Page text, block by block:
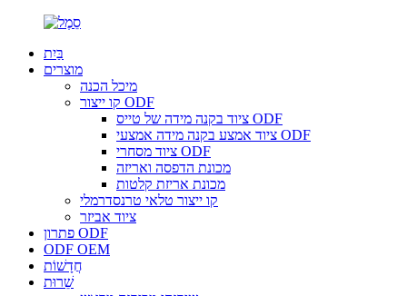
בַּיִת
מוצרים
מיכל הכנה
קו ייצור ODF
ציוד בקנה מידה של טייס ODF
ציוד אמצע בקנה מידה אמצעי ODF
ציוד מסחרי ODF
מכונת הדפסה ואריזה
מכונת אריזת קלטות
קו ייצור טלאי טרנסדרמלי
ציוד אביזר
פתרון ODF
ODF OEM
חֲדָשׁוֹת
שֵׁרוּת